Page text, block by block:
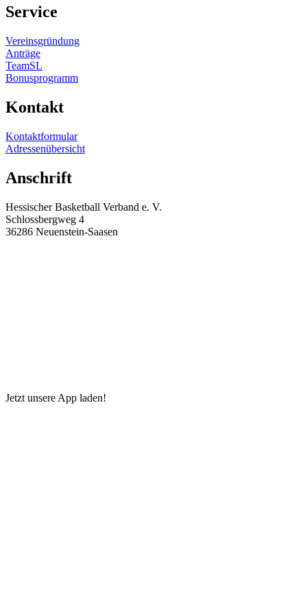
Service
Vereins­gründung
Anträge
TeamSL
Bonus­pro­gramm
Kontakt
Kontakt­for­mular
Adres­sen­über­sicht
Anschrift
Hessi­scher Basketball Verband e. V.
Schloss­bergweg 4
36286 Neuenstein-Saasen
Jetzt unsere App laden!